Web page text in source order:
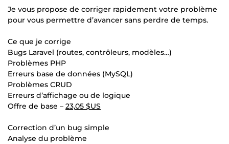
Je vous propose de corriger rapidement votre problème
pour vous permettre d’avancer sans perdre de temps.
Ce que je corrige
Bugs Laravel (routes, contrôleurs, modèles…)
Problèmes PHP
Erreurs base de données (MySQL)
Problèmes CRUD
Erreurs d’affichage ou de logique
Offre de base – 23,05 $US
Correction d’un bug simple
Analyse du problème